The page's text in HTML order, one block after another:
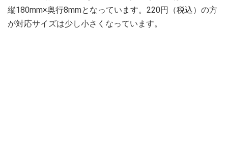
縦180mm×奥行8mmとなっています。220円（税込）の方
が対応サイズは少し小さくなっています。